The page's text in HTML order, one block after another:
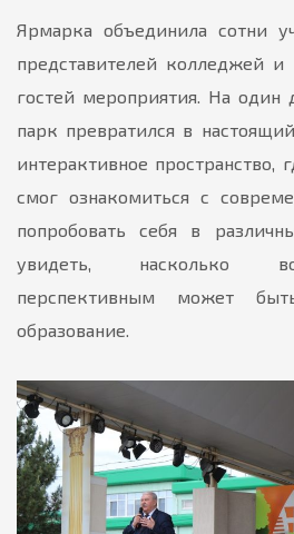
Ярмарка объединила сотни
представителей колледжей
гостей мероприятия. На один
парк превратился в
интерактивное
смог ознакомиться с
попробовать себя в
увидеть, насколько
перспективным может
образование.